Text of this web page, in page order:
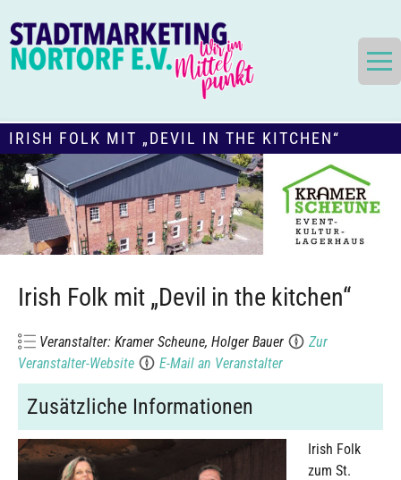
content
Stadtmarketing und Tourismus
Nortorf und Umland e.V.
Die Stadt im Mittelpunkt
IRISH FOLK MIT „DEVIL IN THE KITCHEN“
Irish Folk mit „Devil in the kitchen“
Veranstalter: Kramer Scheune, Holger Bauer
Zur
Veranstalter-Website
E-Mail an Veranstalter
Zusätzliche Informationen
Irish Folk
zum St.